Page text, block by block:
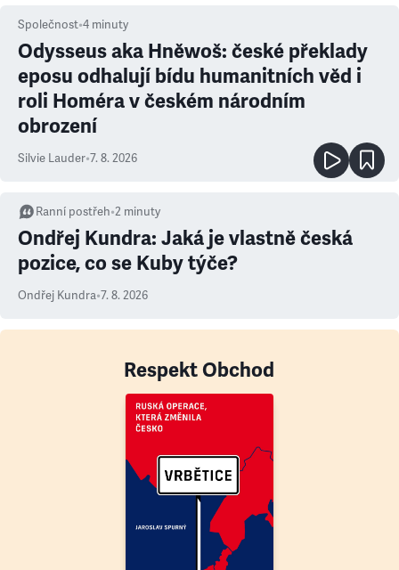
Společnost•4 minuty
Odysseus aka Hněwoš: české překlady
eposu odhalují bídu humanitních věd i
roli Homéra v českém národním
obrození
Silvie Lauder•7. 8. 2026
Ranní postřeh•2 minuty
Ondřej Kundra: Jaká je vlastně česká
pozice, co se Kuby týče?
Ondřej Kundra•7. 8. 2026
Respekt Obchod